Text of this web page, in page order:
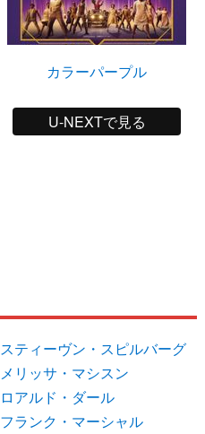
カラーパープル
U-NEXTで見る
スティーヴン・スピルバーグ
メリッサ・マシスン
ロアルド・ダール
フランク・マーシャル